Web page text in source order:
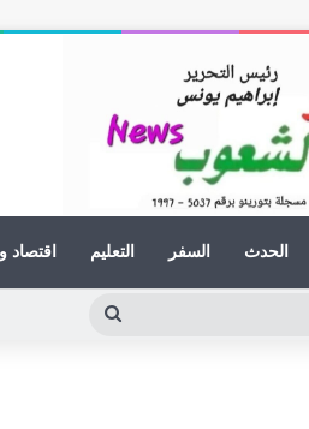
الحدث السفر التعليم اقتصاد